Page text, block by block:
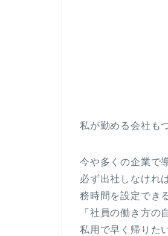
私が勤める会社も
今や多くの企業で
必ず出社しなけれ
務時間を設定でき
「社員の働き方
私用で早く帰りた